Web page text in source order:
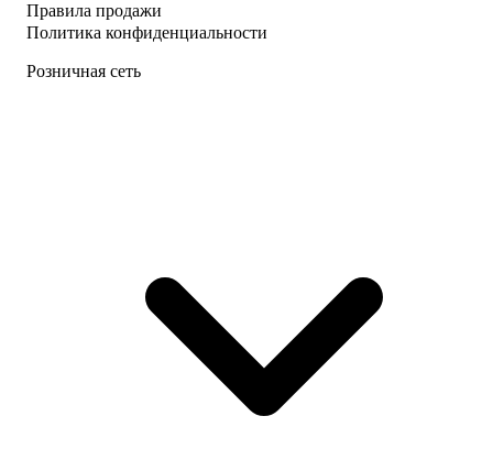
Правила продажи
Политика конфиденциальности
Розничная сеть